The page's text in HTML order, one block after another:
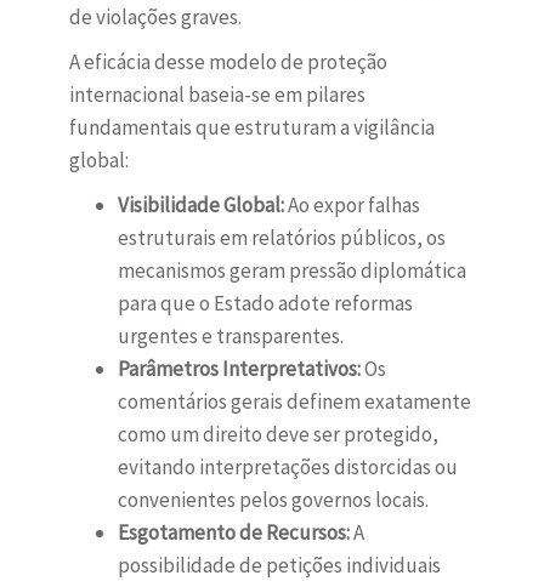
de violações graves.
A eficácia desse modelo de proteção
internacional baseia-se em pilares
fundamentais que estruturam a vigilância
global:
Visibilidade Global:Ao expor falhas
estruturais em relatórios públicos, os
mecanismos geram pressão diplomática
para que o Estado adote reformas
urgentes e transparentes.
Parâmetros Interpretativos:Os
comentários gerais definem exatamente
como um direito deve ser protegido,
evitando interpretações distorcidas ou
convenientes pelos governos locais.
Esgotamento de Recursos:A
possibilidade de petições individuais